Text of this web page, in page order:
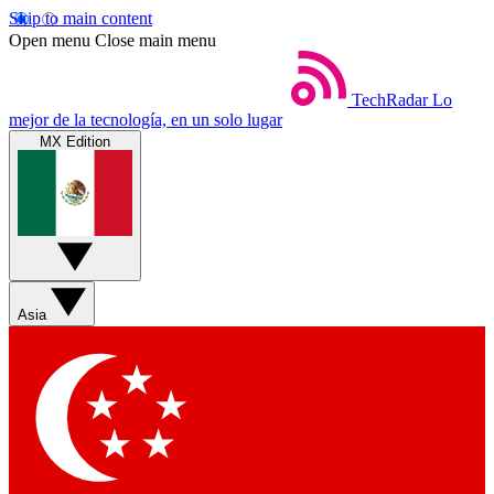
Skip to main content
Open menu Close main menu
TechRadar Lo
mejor de la tecnología, en un solo lugar
MX Edition
Asia